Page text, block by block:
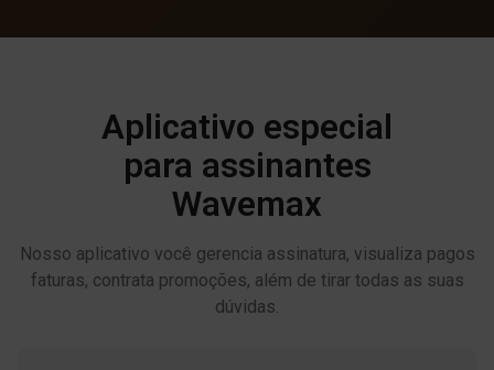
Aplicativo especial
para assinantes
Wavemax
Nosso aplicativo você gerencia assinatura, visualiza pagos
faturas, contrata promoções, além de tirar todas as suas
dúvidas.